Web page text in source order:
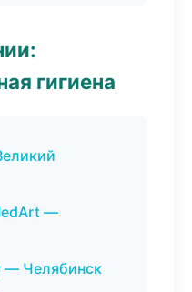
гигиена
—
— Челябинск